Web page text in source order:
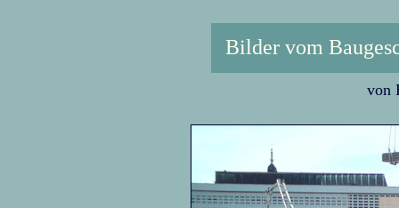
Bilder vom
von